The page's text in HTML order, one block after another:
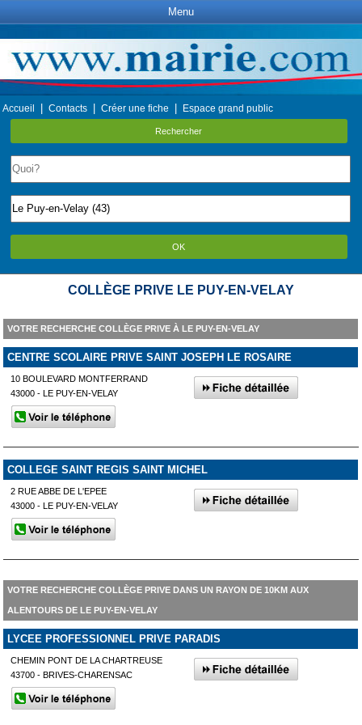
Menu
Accueil Contacts Créer une fiche Espace grand public
Rechercher
OK
COLLÈGE PRIVE LE PUY-EN-VELAY
VOTRE RECHERCHE COLLÈGE PRIVE À LE PUY-EN-VELAY
CENTRE SCOLAIRE PRIVE SAINT JOSEPH LE ROSAIRE
10 BOULEVARD MONTFERRAND
43000 - LE PUY-EN-VELAY
COLLEGE SAINT REGIS SAINT MICHEL
2 RUE ABBE DE L'EPEE
43000 - LE PUY-EN-VELAY
VOTRE RECHERCHE COLLÈGE PRIVE DANS UN RAYON DE 10KM AUX
ALENTOURS DE LE PUY-EN-VELAY
LYCEE PROFESSIONNEL PRIVE PARADIS
CHEMIN PONT DE LA CHARTREUSE
43700 - BRIVES-CHARENSAC